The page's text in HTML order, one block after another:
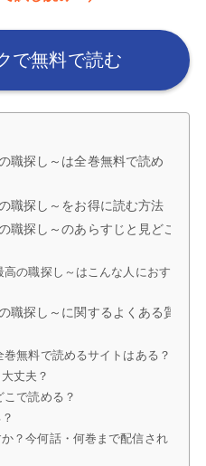
で無料で読む
職探し～は全巻無料で読め
職探し～をお得に読む方法
職探し～のあらすじと見どこ
の職探し～はこんな人におす
職探し～に関するよくある質
無料で読めるサイトはある？
丈夫？
で読める？
？今何話・何巻まで配信され